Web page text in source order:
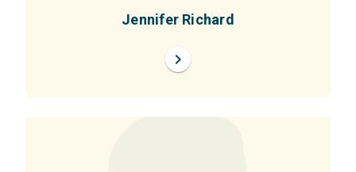
Jennifer Richard
chevron_right